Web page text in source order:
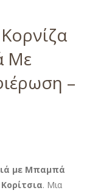
Με
–
με Μπαμπά
. Μια